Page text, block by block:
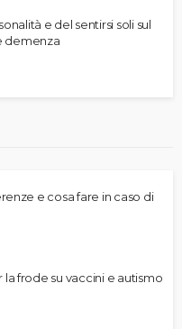
e del sentirsi soli sul
demenza
e cosa fare in caso di
frode su vaccini e autismo